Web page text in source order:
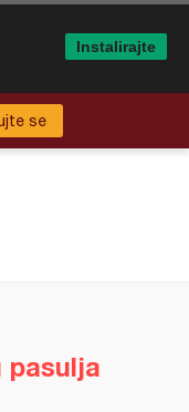
se
pasulja
Instalirajte